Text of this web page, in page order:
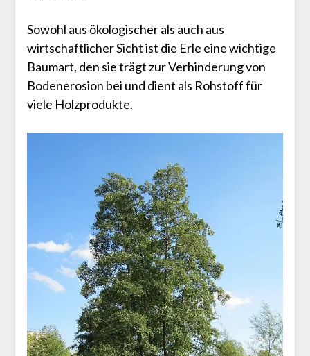
Sowohl aus ökologischer als auch aus
wirtschaftlicher Sicht ist die Erle eine wichtige
Baumart, den sie trägt zur Verhinderung von
Bodenerosion bei und dient als Rohstoff für
viele Holzprodukte.